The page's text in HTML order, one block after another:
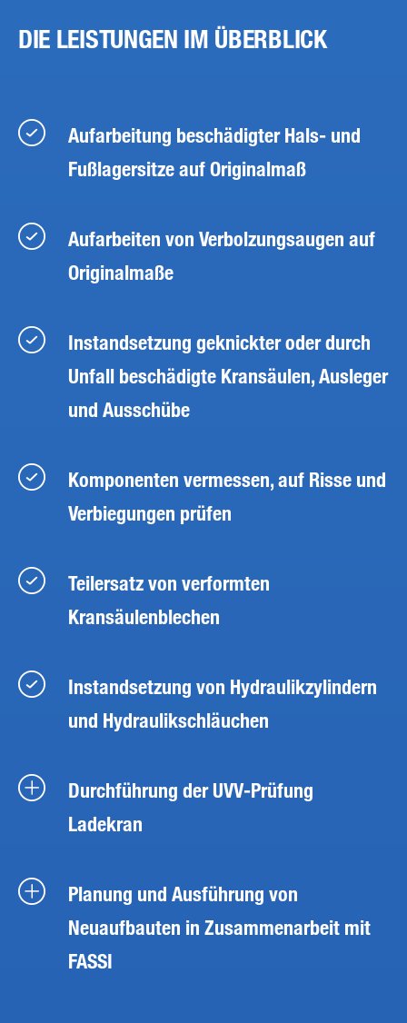
DIE LEISTUNGEN IM ÜBERBLICK
Aufarbeitung beschädigter Hals- und
Fußlagersitze auf Originalmaß
Aufarbeiten von Verbolzungsaugen auf
Originalmaße
Instandsetzung geknickter oder durch
Unfall beschädigte Kransäulen, Ausleger
und Ausschübe
Komponenten vermessen, auf Risse und
Verbiegungen prüfen
Teilersatz von verformten
Kransäulenblechen
Instandsetzung von Hydraulikzylindern
und Hydraulikschläuchen
Durchführung der UVV-Prüfung
Ladekran
Planung und Ausführung von
Neuaufbauten in Zusammenarbeit mit
FASSI